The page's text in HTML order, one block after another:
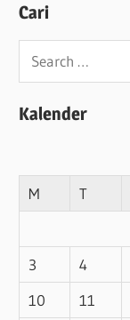
Cari
Search
for:
Kalender
M
T
3
4
10
11